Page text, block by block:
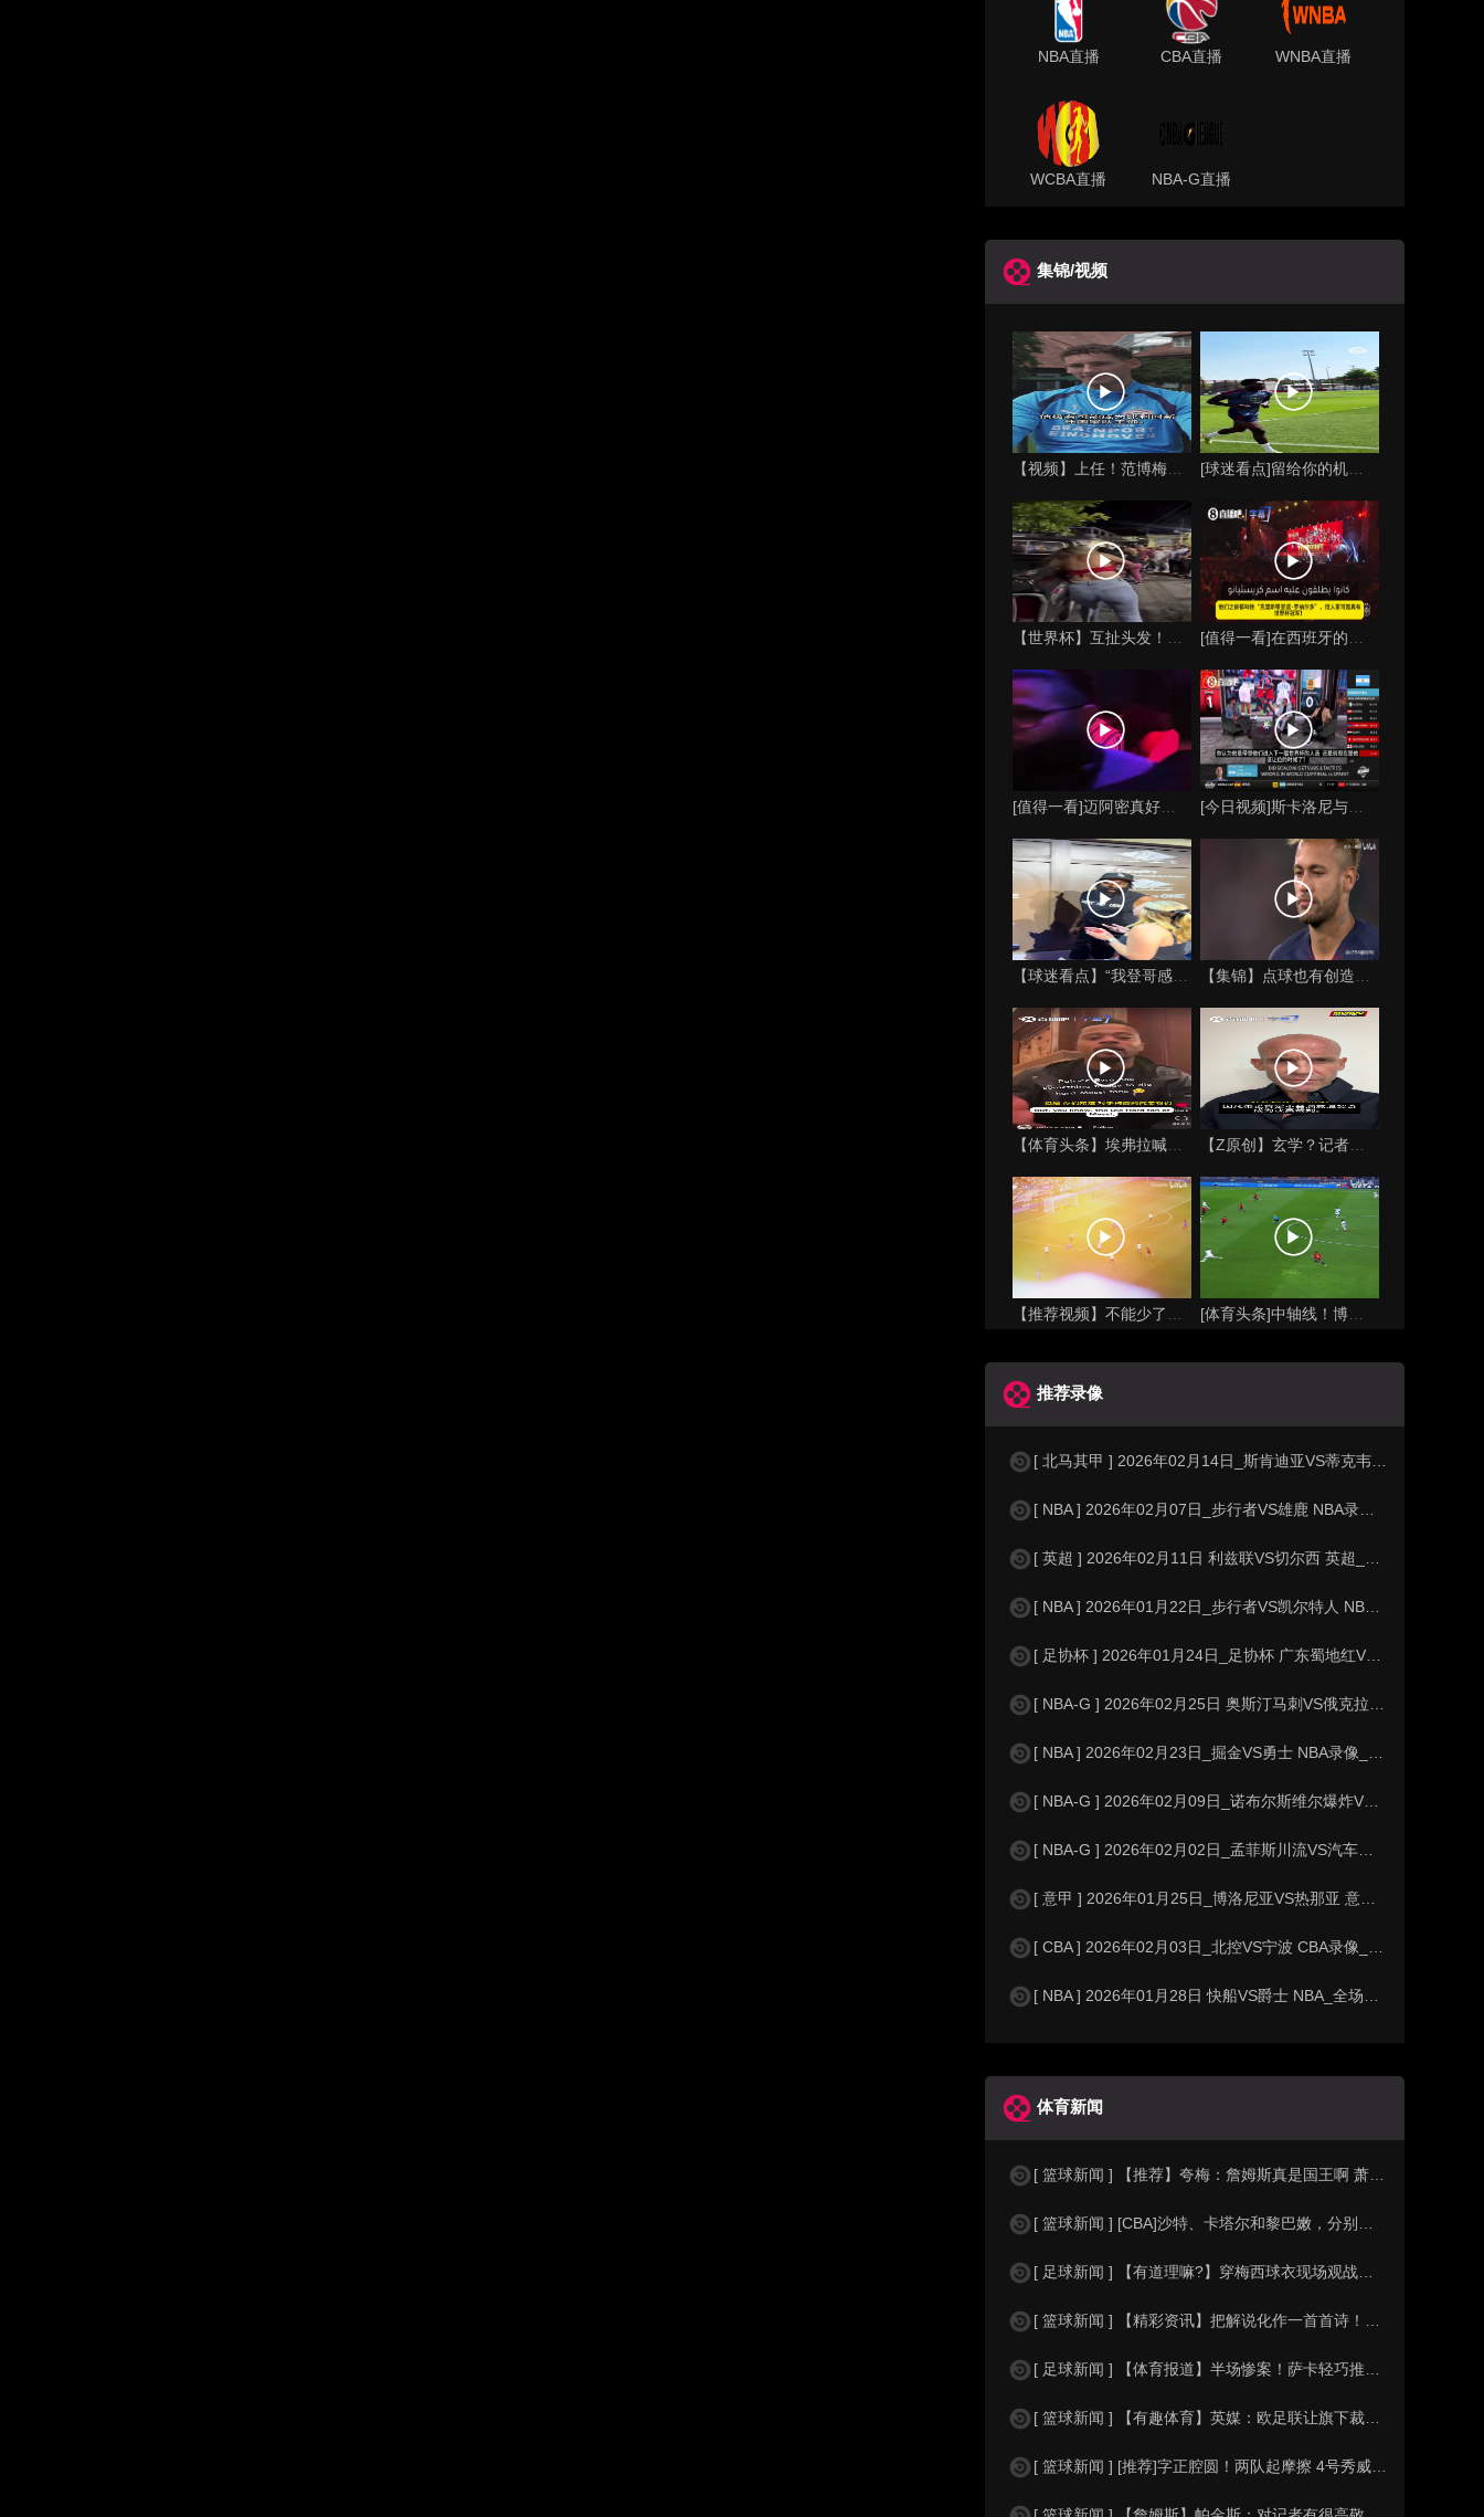
NBA直播 CBA直播 WNBA直播
WCBA直播 NBA-G直播
集锦/视频
推荐录像
[ 北马其甲 ] 2026年02月14日_斯肯迪亚VS蒂克韦什 北马其甲录像_
[ NBA ] 2026年02月07日_步行者VS雄鹿 NBA录像_全场录像
[ 英超 ] 2026年02月11日 利兹联VS切尔西 英超_全场录像【全
[ NBA ] 2026年01月22日_步行者VS凯尔特人 NBA录像_全场
[ 足协杯 ] 2026年01月24日_足协杯 广东蜀地红VS泉州青工录像_
[ NBA-G ] 2026年02月25日 奥斯汀马刺VS俄克拉荷马城蓝色 NB
[ NBA ] 2026年02月23日_掘金VS勇士 NBA录像_高清录像【
[ NBA-G ] 2026年02月09日_诺布尔斯维尔爆炸VS长岛篮网 NBA
[ NBA-G ] 2026年02月02日_孟菲斯川流VS汽车城邮轮 NBA-G
[ 意甲 ] 2026年01月25日_博洛尼亚VS热那亚 意甲录像_全场录
[ CBA ] 2026年02月03日_北控VS宁波 CBA录像_全场录像【
[ NBA ] 2026年01月28日 快船VS爵士 NBA_全场录像【全场
体育新闻
[ 篮球新闻 ] 【推荐】夸梅：詹姆斯真是国王啊 萧华都得听他的 新赛季日程安
[ 篮球新闻 ] [CBA]沙特、卡塔尔和黎巴嫩，分别是什么水平？
[ 足球新闻 ] 【有道理嘛?】穿梅西球衣现场观战！马思纯晒照：终究是人生，不
[ 篮球新闻 ] 【精彩资讯】把解说化作一首首诗！贺炜本届世界杯金句合集
[ 足球新闻 ] 【体育报道】半场惨案！萨卡轻巧推射双响，英格兰4-0领先法国
[ 篮球新闻 ] 【有趣体育】英媒：欧足联让旗下裁判避免像世界杯一样，用VAR
[ 篮球新闻 ] [推荐]字正腔圆！两队起摩擦 4号秀威尔逊大声嘲讽卡卢马:W